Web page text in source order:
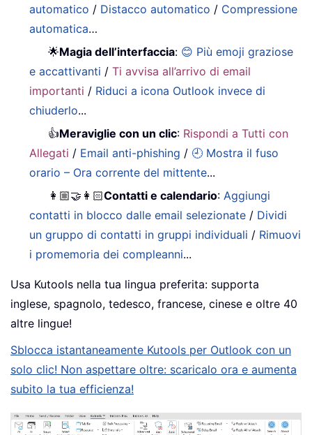
automatico / Distacco automatico / Compressione
automatica…
🌟Magia dell’interfaccia: 😊 Più emoji graziose
e accattivanti /Ti avvisa all’arrivo di email
importanti / Riduci a icona Outlook invece di
chiuderlo...
👍Meraviglie con un clic: Rispondi a Tutti con
Allegati / Email anti-phishing / 🕘 Mostra il fuso
orario – Ora corrente del mittente...
👩🏼‍🤝‍👩🏻Contatti e calendario:Aggiungi
contatti in blocco dalle email selezionate / Dividi
un gruppo di contatti in gruppi individuali / Rimuovi
i promemoria dei compleanni...
Usa Kutools nella tua lingua preferita: supporta
inglese, spagnolo, tedesco, francese, cinese e oltre 40
altre lingue!
Sblocca istantaneamente Kutools per Outlook con un
solo clic! Non aspettare oltre: scaricalo ora e aumenta
subito la tua efficienza!